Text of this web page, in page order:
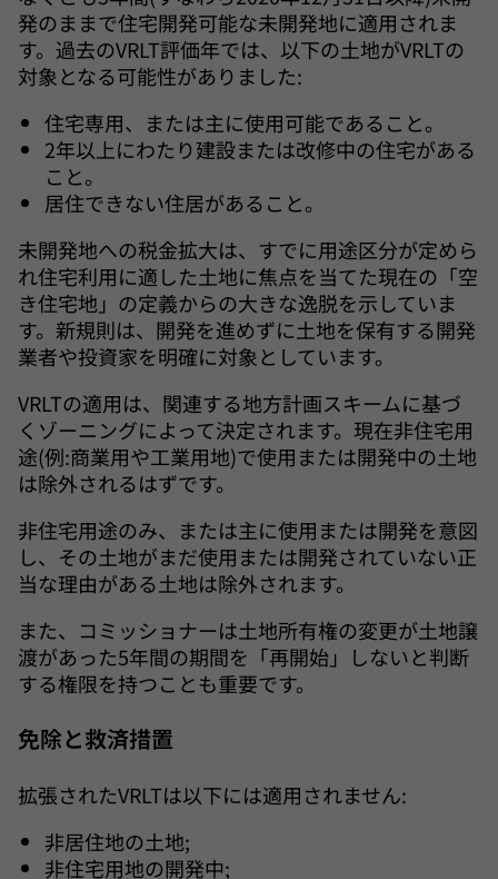
発のままで住宅開発可能な未開発地に適用されま
す。過去のVRLT評価年では、以下の土地がVRLTの
対象となる可能性がありました:
住宅専用、または主に使用可能であること。
2年以上にわたり建設または改修中の住宅がある
こと。
居住できない住居があること。
未開発地への税金拡大は、すでに用途区分が定めら
れ住宅利用に適した土地に焦点を当てた現在の「空
き住宅地」の定義からの大きな逸脱を示していま
す。新規則は、開発を進めずに土地を保有する開発
業者や投資家を明確に対象としています。
VRLTの適用は、関連する地方計画スキームに基づ
くゾーニングによって決定されます。現在非住宅用
途(例:商業用や工業用地)で使用または開発中の土地
は除外されるはずです。
非住宅用途のみ、または主に使用または開発を意図
し、その土地がまだ使用または開発されていない正
当な理由がある土地は除外されます。
また、コミッショナーは土地所有権の変更が土地譲
渡があった5年間の期間を「再開始」しないと判断
する権限を持つことも重要です。
免除と救済措置
拡張されたVRLTは以下には適用されません:
非居住地の土地;
非住宅用地の開発中;